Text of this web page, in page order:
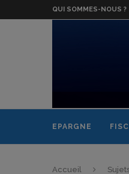
QUI SOMMES-NOUS ?
EPARGNE
Accueil